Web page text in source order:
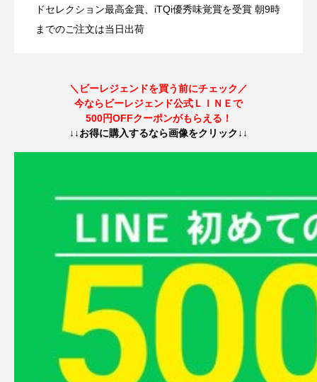
ドセレクション最高金賞、iTQi優秀味覚賞を受賞 朝9時
までのご注文は当日出荷
の変化による“マナー”と人の“神経活動”の
2025.03.03 【2025年3月13日(木)まで】第3期公式ビ
プロテイン無料配布イベント開催！
＼ビーレジェンドを買う前にチェック／
今ならビーレジェンド公式ＬＩＮＥで
500円OFFクーポンがもらえる！
↓↓お得に購入するなら画像をクリック↓↓